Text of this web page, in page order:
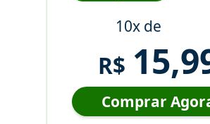
10x de
R$
Comprar